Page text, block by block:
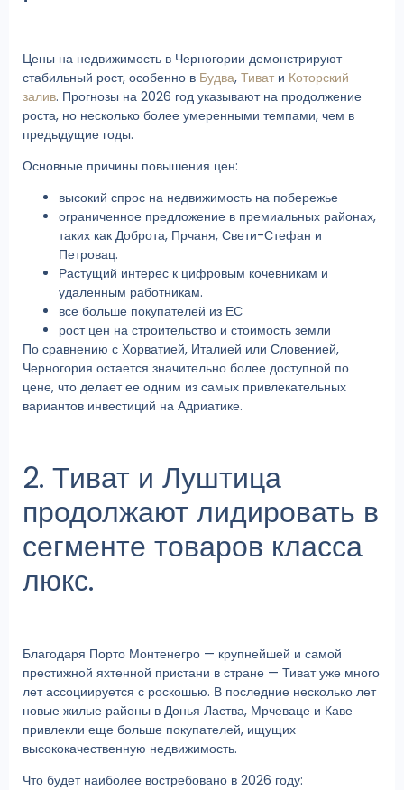
Цены на недвижимость в Черногории демонстрируют
стабильный рост, особенно в Будва, Тиват и Которский
залив. Прогнозы на 2026 год указывают на продолжение
роста, но несколько более умеренными темпами, чем в
предыдущие годы.
Основные причины повышения цен:
высокий спрос на недвижимость на побережье
ограниченное предложение в премиальных районах,
таких как Доброта, Прчаня, Свети-Стефан и
Петровац.
Растущий интерес к цифровым кочевникам и
удаленным работникам.
все больше покупателей из ЕС
рост цен на строительство и стоимость земли
По сравнению с Хорватией, Италией или Словенией,
Черногория остается значительно более доступной по
цене, что делает ее одним из самых привлекательных
вариантов инвестиций на Адриатике.
2. Тиват и Луштица
продолжают лидировать в
сегменте товаров класса
люкс.
Благодаря Порто Монтенегро — крупнейшей и самой
престижной яхтенной пристани в стране — Тиват уже много
лет ассоциируется с роскошью. В последние несколько лет
новые жилые районы в Донья Ластва, Мрчеваце и Каве
привлекли еще больше покупателей, ищущих
высококачественную недвижимость.
Что будет наиболее востребовано в 2026 году: